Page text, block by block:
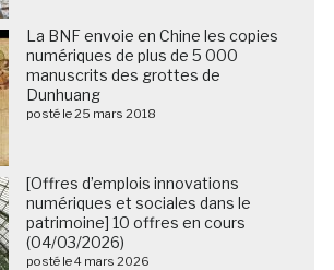
La BNF envoie en Chine les copies
numériques de plus de 5 000
manuscrits des grottes de
Dunhuang
posté le 25 mars 2018
[Offres d’emplois innovations
numériques et sociales dans le
patrimoine] 10 offres en cours
(04/03/2026)
posté le 4 mars 2026